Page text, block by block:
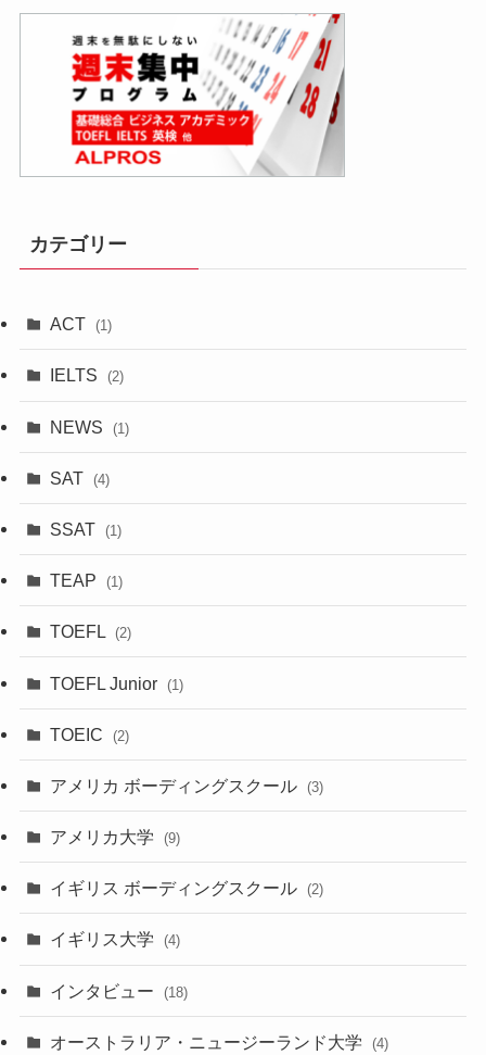
カテゴリー
ACT (1)
IELTS (2)
NEWS (1)
SAT (4)
SSAT (1)
TEAP (1)
TOEFL (2)
TOEFL Junior (1)
TOEIC (2)
アメリカ ボーディングスクール (3)
アメリカ大学 (9)
イギリス ボーディングスクール (2)
イギリス大学 (4)
インタビュー (18)
オーストラリア・ニュージーランド大学 (4)